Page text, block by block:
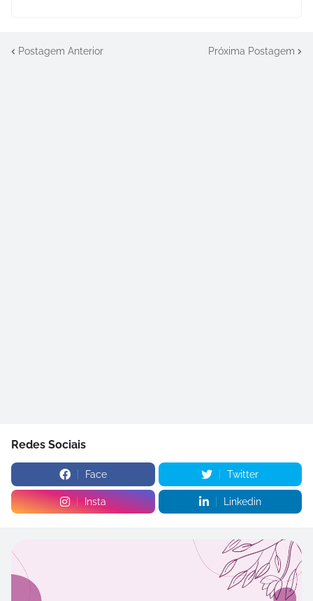
Postagem Anterior Próxima Postagem
Redes Sociais
Face Twitter
Insta Linkedin